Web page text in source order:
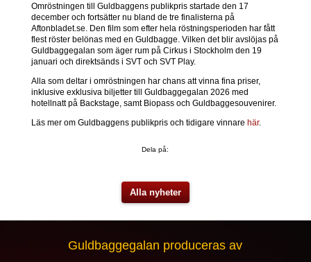
Omröstningen till Guldbaggens publikpris startade den 17
december och fortsätter nu bland de tre finalisterna på
Aftonbladet.se. Den film som efter hela röstningsperioden har fått
flest röster belönas med en Guldbagge. Vilken det blir avslöjas på
Guldbaggegalan som äger rum på Cirkus i Stockholm den 19
januari och direktsänds i SVT och SVT Play.
Alla som deltar i omröstningen har chans att vinna fina priser,
inklusive exklusiva biljetter till Guldbaggegalan 2026 med
hotellnatt på Backstage, samt Biopass och Guldbaggesouvenirer.
Läs mer om Guldbaggens publikpris och tidigare vinnare här.
Dela på:
Alla nyheter
Guldbaggegalan produceras av